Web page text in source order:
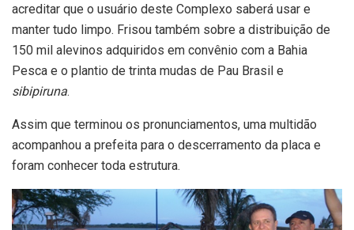
acreditar que o usuário deste Complexo saberá usar e
manter tudo limpo. Frisou também sobre a distribuição de
150 mil alevinos adquiridos em convênio com a Bahia
Pesca e o plantio de trinta mudas de Pau Brasil e
sibipiruna.
Assim que terminou os pronunciamentos, uma multidão
acompanhou a prefeita para o descerramento da placa e
foram conhecer toda estrutura.